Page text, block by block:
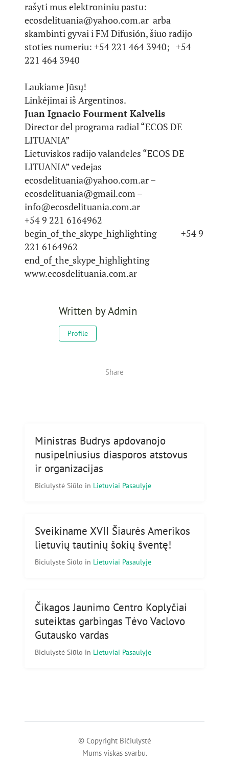
rašyti mus elektroniniu pastu:
ecosdelituania@yahoo.com.ar arba
skambinti gyvai i FM Difusión, šiuo radijo
stoties numeriu: +54 221 464 3940; +54
221 464 3940
Laukiame Jūsų!
Linkėjimai iš Argentinos.
Juan Ignacio Fourment Kalvelis
Director del programa radial “ECOS DE
LITUANIA”
Lietuviskos radijo valandeles “ECOS DE
LITUANIA” vedejas
ecosdelituania@yahoo.com.ar –
ecosdelituania@gmail.com –
info@ecosdelituania.com.ar
+54 9 221 6164962
begin_of_the_skype_highlighting +54 9
221 6164962
end_of_the_skype_highlighting
www.ecosdelituania.com.ar
Written byAdmin
Profile
Share
Ministras Budrys apdovanojo
nusipelniusius diasporos atstovus
ir organizacijas
Biciulystė Siūlo in Lietuviai Pasaulyje
Sveikiname XVII Šiaurės Amerikos
lietuvių tautinių šokių šventę!
Biciulystė Siūlo in Lietuviai Pasaulyje
Čikagos Jaunimo Centro Koplyčiai
suteiktas garbingas Tėvo Vaclovo
Gutausko vardas
Biciulystė Siūlo in Lietuviai Pasaulyje
© Copyright Bičiulystė
Mums viskas svarbu.